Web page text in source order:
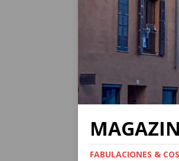
FABULACIONES &